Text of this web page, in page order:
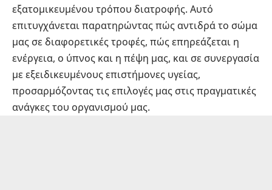
εξατομικευμένου τρόπου διατροφής. Αυτό
επιτυγχάνεται παρατηρώντας πώς αντιδρά το σώμα
μας σε διαφορετικές τροφές, πώς επηρεάζεται η
ενέργεια, ο ύπνος και η πέψη μας, και σε συνεργασία
με εξειδικευμένους επιστήμονες υγείας,
προσαρμόζοντας τις επιλογές μας στις πραγματικές
ανάγκες του οργανισμού μας.